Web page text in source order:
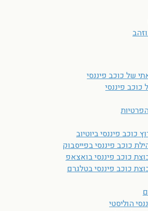
של כוכב פיננסי
כוכב פיננסי
כוכב פיננסי ביוטיוב
כוכב פיננסי בפייסבוק
כוכב פיננסי בואצאפ
כוכב פיננסי בטלגרם
הוליסטי